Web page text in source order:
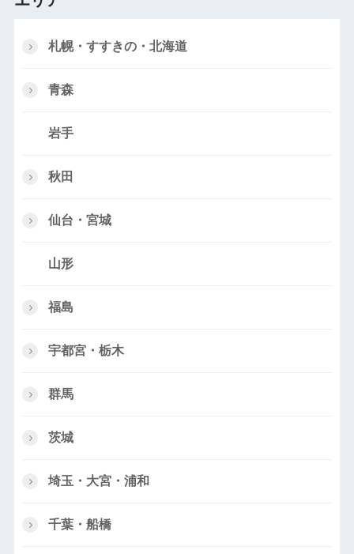
札幌・すすきの・北海道
青森
岩手
秋田
仙台・宮城
山形
福島
宇都宮・栃木
群馬
茨城
埼玉・大宮・浦和
千葉・船橋